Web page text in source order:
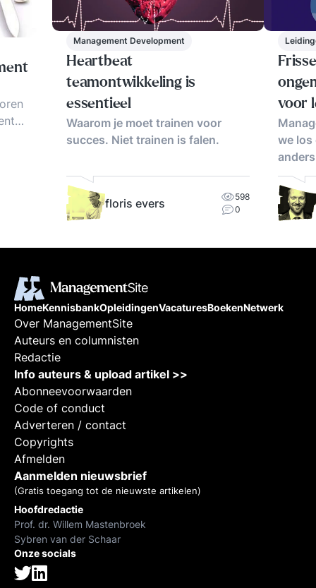
Management Development
Heartbeat
teamontwikkeling is
essentieel
Waarom je moet trainen voor
succes. Niet trainen is falen.
floris evers
598
0
voor
we los
HomeKennisbankOpleidingenVacaturesBoekenNetwerk
Over ManagementSite
Auteurs en columnisten
Redactie
Info auteurs & upload artikel >>
Abonneevoorwaarden
Code of conduct
Adverteren / contact
Copyrights
Afmelden
Aanmelden nieuwsbrief
(Gratis toegang tot de nieuwste artikelen)
Hoofdredactie
Prof. dr. Willem Mastenbroek
Sybren van der Schaar
Onze socials